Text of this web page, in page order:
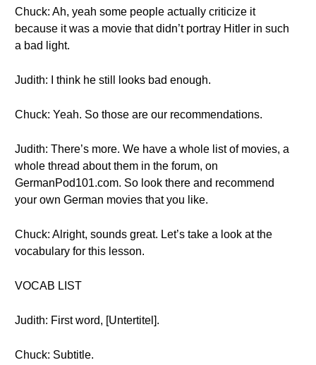
Chuck: Ah, yeah some people actually criticize it
because it was a movie that didn’t portray Hitler in such
a bad light.
Judith: I think he still looks bad enough.
Chuck: Yeah. So those are our recommendations.
Judith: There’s more. We have a whole list of movies, a
whole thread about them in the forum, on
GermanPod101.com. So look there and recommend
your own German movies that you like.
Chuck: Alright, sounds great. Let’s take a look at the
vocabulary for this lesson.
VOCAB LIST
Judith: First word, [Untertitel].
Chuck: Subtitle.